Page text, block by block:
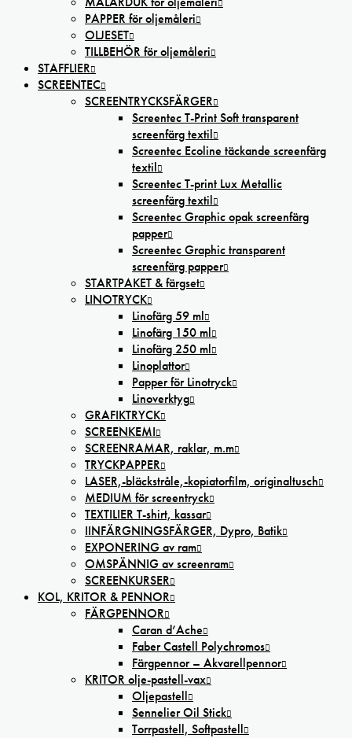
PAPPER för oljemåleri
OLJESET
TILLBEHÖR för oljemåleri
STAFFLIER
SCREENTEC
SCREENTRYCKSFÄRGER
Screentec T-Print Soft transparent
screenfärg textil
Screentec Ecoline täckande screenfärg
textil
Screentec T-print Lux Metallic
screenfärg textil
Screentec Graphic opak screenfärg
papper
Screentec Graphic transparent
screenfärg papper
STARTPAKET & färgset
LINOTRYCK
Linofärg 59 ml
Linofärg 150 ml
Linofärg 250 ml
Linoplattor
Papper för Linotryck
Linoverktyg
GRAFIKTRYCK
SCREENKEMI
SCREENRAMAR, raklar, m.m
TRYCKPAPPER
LASER,-bläckstråle,-kopiatorfilm, oríginaltusch
MEDIUM för screentryck
TEXTILIER T-shirt, kassar
IINFÄRGNINGSFÄRGER, Dypro, Batik
EXPONERING av ram
OMSPÄNNIG av screenram
SCREENKURSER
KOL, KRITOR & PENNOR
FÄRGPENNOR
Caran d’Ache
Faber Castell Polychromos
Färgpennor – Akvarellpennor
KRITOR olje-pastell-vax
Oljepastell
Sennelier Oil Stick
Torrpastell, Softpastell